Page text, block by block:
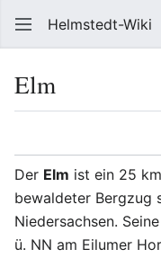
Helmstedt-Wiki
Elm
Der Elm ist ein 25
bewaldeter Bergzug
Niedersachsen.
ü. NN am Eilumer